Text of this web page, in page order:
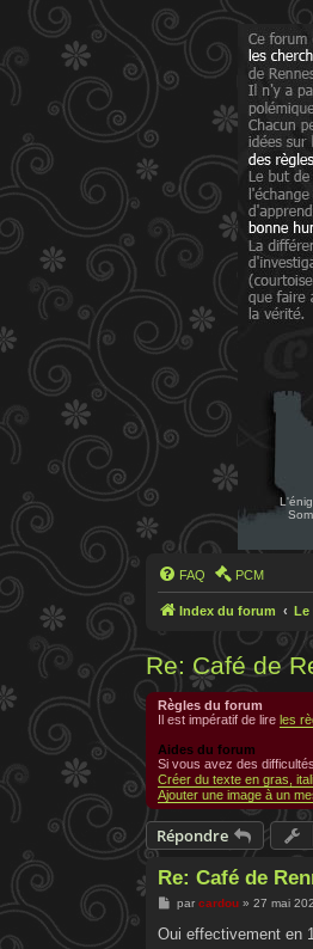
FAQ PCM
Index du forum Le
Re: Café de
Règles du forum
Il est impératif de lire les
Aides du forum
Si vous avez des
Créer du texte en gras,
Ajouter une image à un
Répondre
Re: Café de
M
s
par cardou» 27 mai
Oui effectivement en